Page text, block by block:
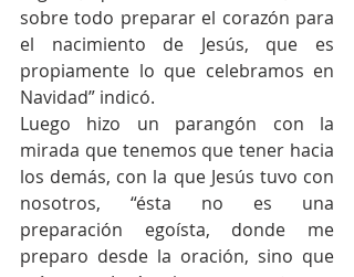
sobre todo preparar el corazón para
el nacimiento de Jesús, que es
propiamente lo que celebramos en
Navidad” indicó.
Luego hizo un parangón con la
mirada que tenemos que tener hacia
los demás, con la que Jesús tuvo con
nosotros, “ésta no es una
preparación egoísta, donde me
preparo desde la oración, sino que